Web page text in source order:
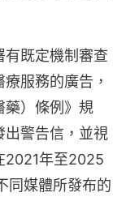
既定機制審查
服務的廣告，
藥）條例》規
出警告信，並視
2021年至2025
同媒體所發布的